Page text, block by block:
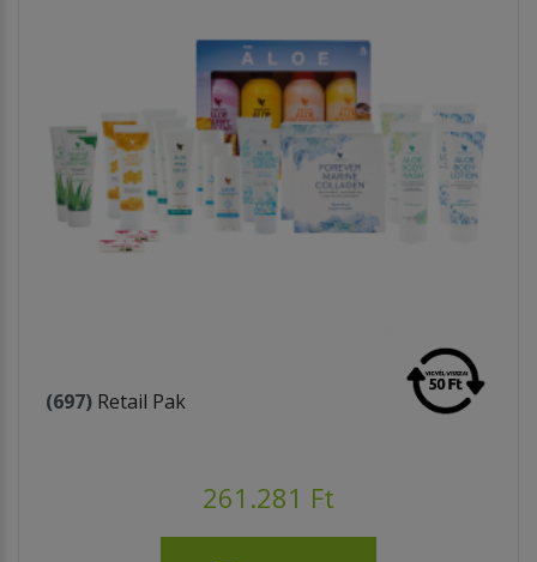
(697) Retail Pak
261.281 Ft